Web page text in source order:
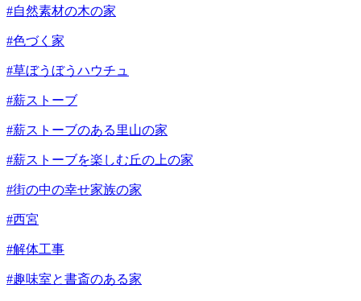
#自然素材の木の家
#色づく家
#草ぼうぼうハウチュ
#薪ストーブ
#薪ストーブのある里山の家
#薪ストーブを楽しむ丘の上の家
#街の中の幸せ家族の家
#西宮
#解体工事
#趣味室と書斎のある家